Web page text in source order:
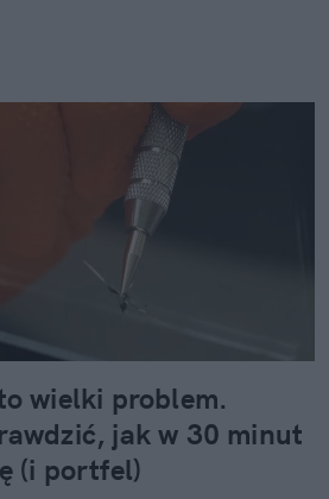
wielki problem.
jak w 30 minut
(i portfel)